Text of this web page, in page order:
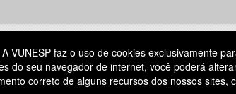
515
ATENDIMENTO AO CANDIDATO
A VUNESP faz o uso de cookies exclusivamente
do seu navegador de internet, você poderá
correto de alguns recursos dos nossos